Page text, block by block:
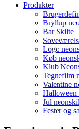
Produkter
Bryllup
Bar Skilte
Logo
Køb
Klub
Tegnefilm
Valentine
Halloween
Jul
Fester og